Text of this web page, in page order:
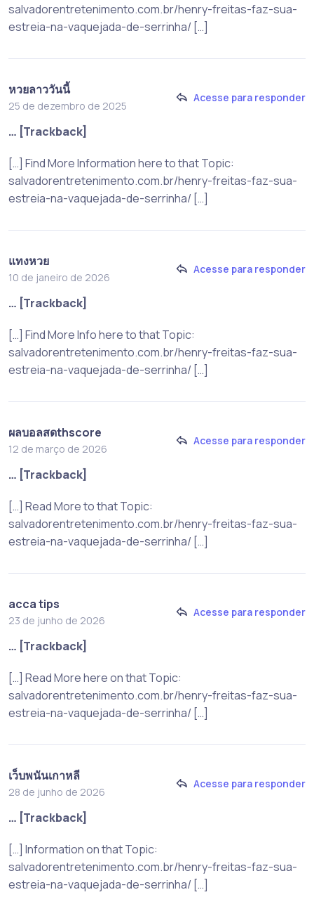
salvadorentretenimento.com.br/henry-freitas-faz-sua-
estreia-na-vaquejada-de-serrinha/ […]
หวยลาววันนี้
25 de dezembro de 2025
Acesse para responder
… [Trackback]
[…] Find More Information here to that Topic:
salvadorentretenimento.com.br/henry-freitas-faz-sua-
estreia-na-vaquejada-de-serrinha/ […]
แทงหวย
10 de janeiro de 2026
Acesse para responder
… [Trackback]
[…] Find More Info here to that Topic:
salvadorentretenimento.com.br/henry-freitas-faz-sua-
estreia-na-vaquejada-de-serrinha/ […]
ผลบอลสดthscore
12 de março de 2026
Acesse para responder
… [Trackback]
[…] Read More to that Topic:
salvadorentretenimento.com.br/henry-freitas-faz-sua-
estreia-na-vaquejada-de-serrinha/ […]
acca tips
23 de junho de 2026
Acesse para responder
… [Trackback]
[…] Read More here on that Topic:
salvadorentretenimento.com.br/henry-freitas-faz-sua-
estreia-na-vaquejada-de-serrinha/ […]
เว็บพนันเกาหลี
28 de junho de 2026
Acesse para responder
… [Trackback]
[…] Information on that Topic:
salvadorentretenimento.com.br/henry-freitas-faz-sua-
estreia-na-vaquejada-de-serrinha/ […]